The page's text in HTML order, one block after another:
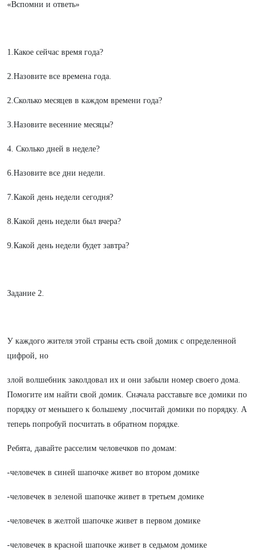
«Вспомни и ответь»
1.Какое сейчас время года?
2.Назовите все времена года.
2.Сколько месяцев в каждом времени года?
3.Назовите весенние месяцы?
4. Сколько дней в неделе?
6.Назовите все дни недели.
7.Какой день недели сегодня?
8.Какой день недели был вчера?
9.Какой день недели будет завтра?
Задание 2.
У каждого жителя этой страны есть свой домик с определенной
цифрой, но
злой волшебник заколдовал их и они забыли номер своего дома.
Помогите им найти свой домик. Сначала расставьте все домики по
порядку от меньшего к большему ,посчитай домики по порядку. А
теперь попробуй посчитать в обратном порядке.
Ребята, давайте расселим человечков по домам:
-человечек в синей шапочке живет во втором домике
-человечек в зеленой шапочке живет в третьем домике
-человечек в желтой шапочке живет в первом домике
-человечек в красной шапочке живет в седьмом домике